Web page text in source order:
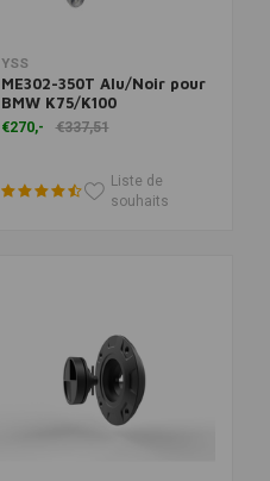
YSS
ME302-350T Alu/Noir pour
BMW K75/K100
€270,- €337,51
Liste de
souhaits